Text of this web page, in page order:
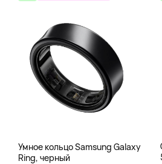
Умное кольцо Samsung Galaxy
Ring, черный